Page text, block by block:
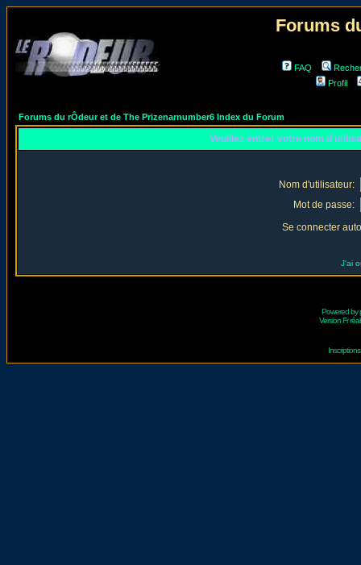
Forums
FAQ
Profil
Forums du rÔdeur et de The Prizenarnumber6 Index du Forum
Veuillez entrer votre nom
Nom d'utilisateur:
Mot de passe:
Se connecter
J'ai
Powered by
Version Fr